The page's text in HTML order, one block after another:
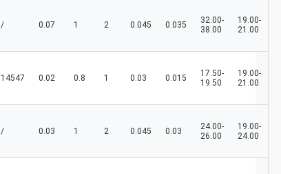
/ 0.07 1 2 0.045 0.035
32.00-
38.00
19.00-
21.00
14547 0.02 0.8 1 0.03 0.015
17.50-
19.50
19.00-
21.00
/ 0.03 1 2 0.045 0.03
24.00-
26.00
19.00-
24.00